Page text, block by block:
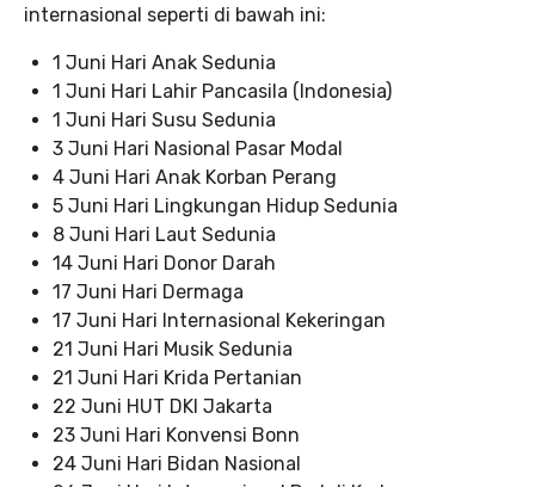
internasional seperti di bawah ini:
1 Juni Hari Anak Sedunia
1 Juni Hari Lahir Pancasila (Indonesia)
1 Juni Hari Susu Sedunia
3 Juni Hari Nasional Pasar Modal
4 Juni Hari Anak Korban Perang
5 Juni Hari Lingkungan Hidup Sedunia
8 Juni Hari Laut Sedunia
14 Juni Hari Donor Darah
17 Juni Hari Dermaga
17 Juni Hari Internasional Kekeringan
21 Juni Hari Musik Sedunia
21 Juni Hari Krida Pertanian
22 Juni HUT DKI Jakarta
23 Juni Hari Konvensi Bonn
24 Juni Hari Bidan Nasional